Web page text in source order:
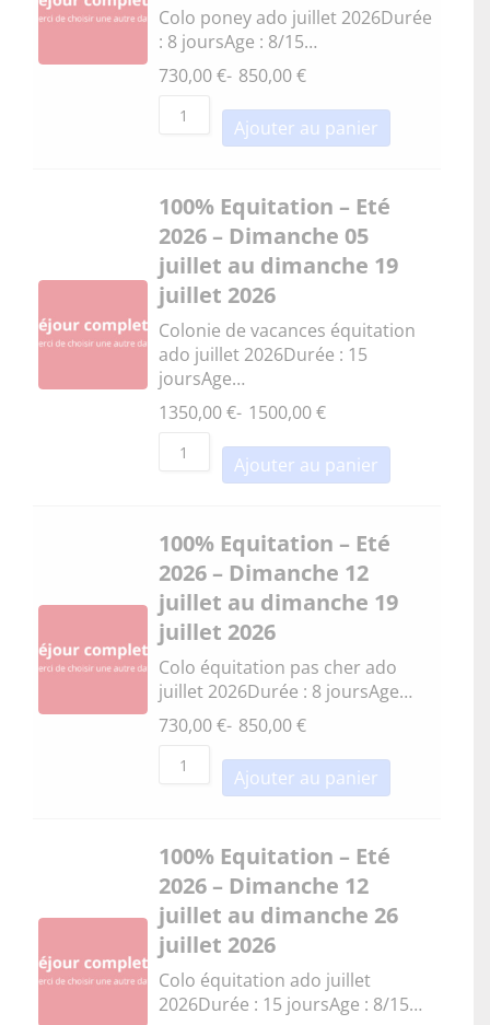
Colo poney ado juillet 2026Durée
: 8 joursAge : 8/15…
730,00€- 850,00€
Ajouter au panier
100% Equitation – Eté
2026 – Dimanche 05
juillet au dimanche 19
juillet 2026
Colonie de vacances équitation
ado juillet 2026Durée : 15
joursAge…
1350,00€- 1500,00€
Ajouter au panier
100% Equitation – Eté
2026 – Dimanche 12
juillet au dimanche 19
juillet 2026
Colo équitation pas cher ado
juillet 2026Durée : 8 joursAge…
730,00€- 850,00€
Ajouter au panier
100% Equitation – Eté
2026 – Dimanche 12
juillet au dimanche 26
juillet 2026
Colo équitation ado juillet
2026Durée : 15 joursAge : 8/15…